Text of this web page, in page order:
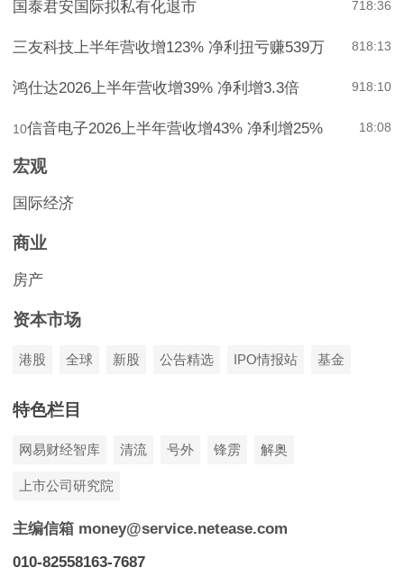
18:36
7
国泰君安国际拟私有化退市
18:13
8
三友科技上半年营收增123% 净利扭亏赚539万
18:10
9
鸿仕达2026上半年营收增39% 净利增3.3倍
18:08
10信音电子2026上半年营收增43% 净利增25%
宏观
国际经济
商业
房产
资本市场
港股 全球 新股 公告精选 IPO情报站 基金
特色栏目
网易财经智库 清流 号外 锋雳 解奥
上市公司研究院
主编信箱 money@service.netease.com
010-82558163-7687